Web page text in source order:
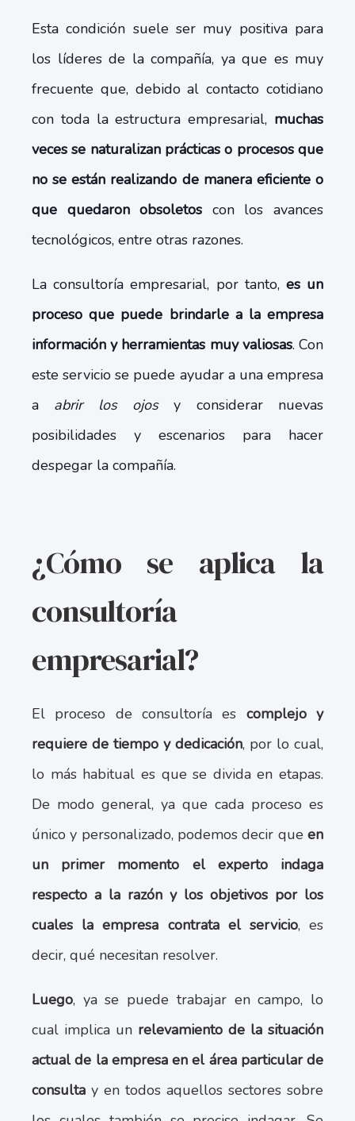
Esta condición suele ser muy positiva para
los líderes de la compañía, ya que es muy
frecuente que, debido al contacto cotidiano
con toda la estructura empresarial, muchas
veces se naturalizan prácticas o procesos que
no se están realizando de manera eficiente o
que quedaron obsoletos con los avances
tecnológicos, entre otras razones.
La consultoría empresarial, por tanto, es un
proceso que puede brindarle a la empresa
información y herramientas muy valiosas. Con
este servicio se puede ayudar a una empresa
a abrir los ojosy considerar nuevas
posibilidades y escenarios para hacer
despegar la compañía.
¿Cómo se aplica la
consultoría
empresarial?
El proceso de consultoría es complejo y
requiere de tiempo y dedicación, por lo cual,
lo más habitual es que se divida en etapas.
De modo general, ya que cada proceso es
único y personalizado, podemos decir que en
un primer momento el experto indaga
respecto a la razón y los objetivos por los
cuales la empresa contrata el servicio, es
decir, qué necesitan resolver.
Luego, ya se puede trabajar en campo, lo
cual implica un relevamiento de la situación
actual de la empresa en el área particular de
consulta y en todos aquellos sectores sobre